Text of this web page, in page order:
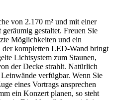
von 2.170 m² und mit einer
gestaltet. Freuen Sie
Möglichkeiten und ein
der kompletten LED-Wand bringt
Lichtsystem zum Staunen,
der Decke strahlt. Natürlich
verfügbar. Wenn Sie
eines Vortrags ansprechen
ein Konzert planen, so steht